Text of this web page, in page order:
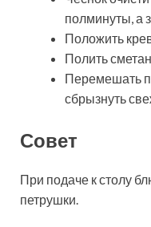
полминуты, а
Положить
Полить
Перемешать
сбрызнуть
Совет
При подаче к столу
петрушки.